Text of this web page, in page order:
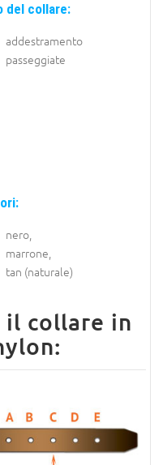
del collare:
addestramento
passeggiate
nero,
marrone,
tan (naturale)
il collare in